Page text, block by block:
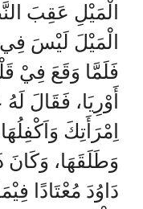
الْمَيْلِ عَقِبَ
الْمَيْلَ لَيْسَ
فَلَمَّا وَقَعَ فِيْ
أَوْرِيَا، فَقَالَ
اِمْرَأَتِكَ
وَطَلَقَهَا،
دَاوُدَ مُعْتَادًا